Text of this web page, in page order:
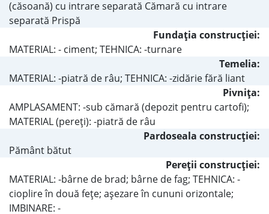
(căsoană) cu intrare separată Cămară cu intrare
separată Prispă
Fundaţia construcţiei:
MATERIAL: - ciment; TEHNICA: -turnare
Temelia:
MATERIAL: -piatră de râu; TEHNICA: -zidărie fără liant
Pivniţa:
AMPLASAMENT: -sub cămară (depozit pentru cartofi);
MATERIAL (pereţi): -piatră de râu
Pardoseala construcţiei:
Pământ bătut
Pereţii construcţiei:
MATERIAL: -bârne de brad; bârne de fag; TEHNICA: -
cioplire în două feţe; aşezare în cununi orizontale;
IMBINARE: -